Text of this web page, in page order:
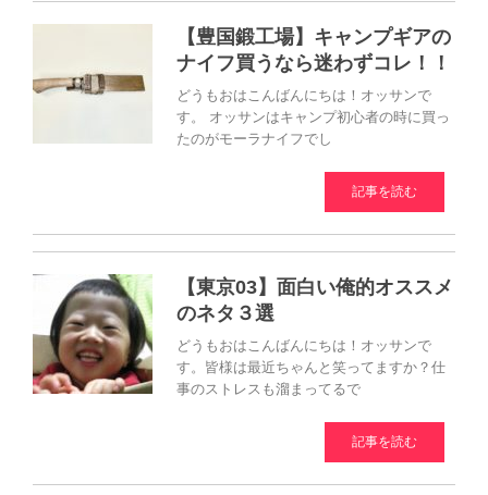
【豊国鍛工場】キャンプギアの
ナイフ買うなら迷わずコレ！！
どうもおはこんばんにちは！オッサンで
す。 オッサンはキャンプ初心者の時に買っ
たのがモーラナイフでし
記事を読む
【東京03】面白い俺的オススメ
のネタ３選
どうもおはこんばんにちは！オッサンで
す。皆様は最近ちゃんと笑ってますか？仕
事のストレスも溜まってるで
記事を読む